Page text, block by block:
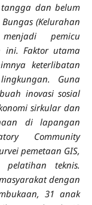
dan belum
(Kelurahan
pemicu
ini. Faktor utama
keterlibatan
Guna
inovasi sosial
sirkular dan
di lapangan
Community
pemetaan GIS,
pelatihan teknis.
dengan
31 anak